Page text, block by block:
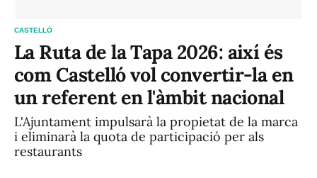
CASTELLÓ
La Ruta de la Tapa 2026: així és
com Castelló vol convertir-la en
un referent en l'àmbit nacional
L'Ajuntament impulsarà la propietat de la marca
i eliminarà la quota de participació per als
restaurants